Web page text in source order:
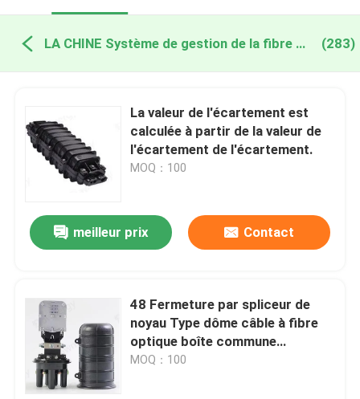
LA CHINE Système de gestion de la fibre optique (283)
La valeur de l'écartement est
calculée à partir de la valeur de
l'écartement de l'écartement.
MOQ：100
meilleur prix Contact
48 Fermeture par spliceur de
noyau Type dôme câble à fibre
optique boîte commune
Fermeture par splice pour FTTH
MOQ：100